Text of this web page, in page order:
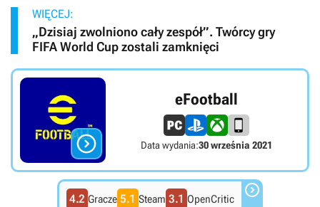
WIĘCEJ:
„Dzisiaj zwolniono cały zespół”. Twórcy gry
FIFA World Cup zostali zamknięci

eFootball
Data wydania:30 września 2021
4.2 Gracze 5.1 Steam 3.1 OpenCritic 